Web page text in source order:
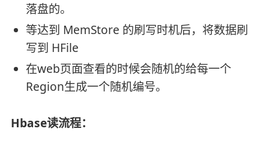
落盘的。
等达到 MemStore 的刷写时机后，将数据刷
写到 HFile
在web页面查看的时候会随机的给每一个
Region生成一个随机编号。
Hbase读流程：